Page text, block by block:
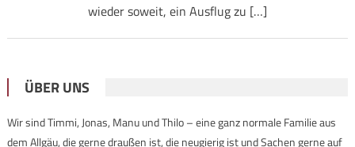
wieder soweit, ein Ausflug zu […]
ÜBER UNS
Wir sind Timmi, Jonas, Manu und Thilo – eine ganz normale Familie aus
dem Allgäu, die gerne draußen ist, die neugierig ist und Sachen gerne auf